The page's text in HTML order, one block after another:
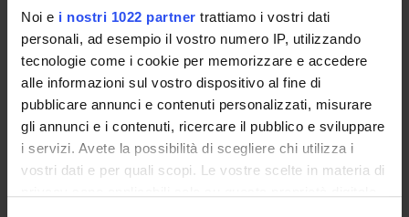
Noi e i nostri 1022 partner trattiamo i vostri dati
personali, ad esempio il vostro numero IP, utilizzando
tecnologie come i cookie per memorizzare e accedere
alle informazioni sul vostro dispositivo al fine di
pubblicare annunci e contenuti personalizzati, misurare
gli annunci e i contenuti, ricercare il pubblico e sviluppare
i servizi. Avete la possibilità di scegliere chi utilizza i
vostri dati e per quali scopi. Le vostre scelte in materia di
SPONSORS:
Ateneo
Funds:assigned and managed by the department
Syllabus:PROGATENEO - Progetti d'Ateneo
Delta Sistemi s.r.l.
Funds:
assigned and managed by the department
Syllabus: PROGATENEO - Progetti d'Ateneo